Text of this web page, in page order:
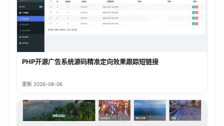
PHP开源广告系统源码精准定向效果跟踪短链接
更新 2026-08-06